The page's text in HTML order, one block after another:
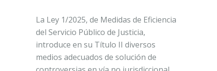
La Ley 1/2025, de Medidas de Eficiencia
del Servicio Público de Justicia,
introduce en su Título II diversos
medios adecuados de solución de